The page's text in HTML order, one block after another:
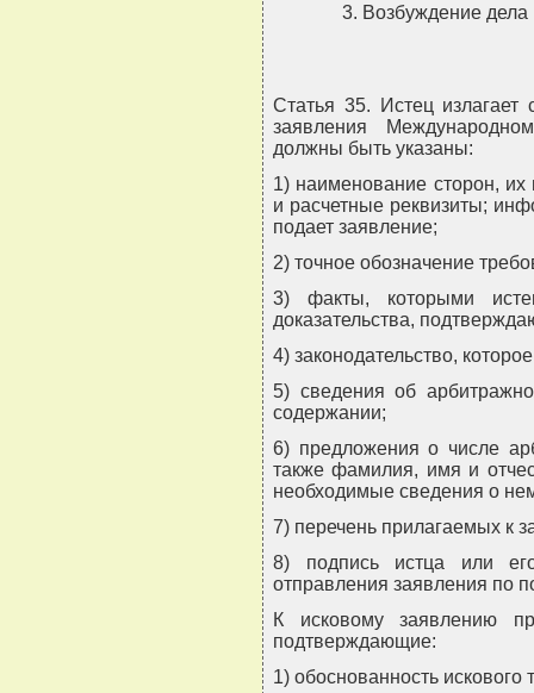
3. Возбуждение дела
Статья 35. Истец
заявления
должны быть указаны:
1) наименование сторон,
и расчетные реквизиты;
подает заявление;
2) точное обозначение
3) факты, которыми
доказательства,
4) законодательство,
5) сведения об
содержании;
6) предложения о числе
также фамилия, имя и
необходимые сведения о
7) перечень прилагаемых к
8) подпись истца или
отправления заявления по
К исковому заявлению
подтверждающие:
1) обоснованность искового